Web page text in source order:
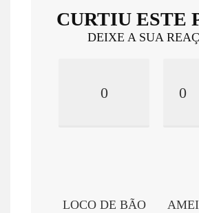
CURTIU ESTE
DEIXE A SUA
0
LOCO DE BÃO
0
AMEI